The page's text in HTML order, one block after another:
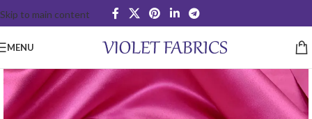
Skip to main content
MENU